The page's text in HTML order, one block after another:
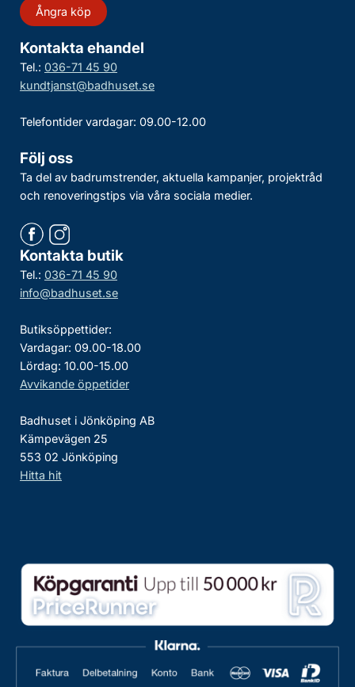
Ångra köp
Kontakta ehandel
Tel.: 036-71 45 90
kundtjanst@badhuset.se
Telefontider vardagar: 09.00-12.00
Följ oss
Ta del av badrumstrender, aktuella kampanjer, projektråd
och renoveringstips via våra sociala medier.
Kontakta butik
Tel.: 036-71 45 90
info@badhuset.se
Butiksöppettider:
Vardagar: 09.00-18.00
Lördag: 10.00-15.00
Avvikande öppetider
Badhuset i Jönköping AB
Kämpevägen 25
553 02 Jönköping
Hitta hit